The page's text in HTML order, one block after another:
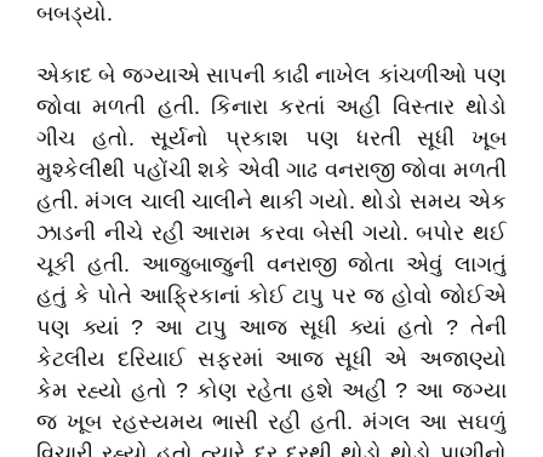
બબડ્યો.
એકાદ બે જગ્યાએ સાપની કાઢી નાખેલ કાંચળીઓ પણ
જોવા મળતી હતી. કિનારા કરતાં અહીં વિસ્તાર થોડો
ગીચ હતો. સૂર્યનો પ્રકાશ પણ ધરતી સૂધી ખૂબ
મુશ્કેલીથી પહોંચી શકે એવી ગાઢ વનરાજી જોવા મળતી
હતી. મંગલ ચાલી ચાલીને થાકી ગયો. થોડો સમય એક
ઝાડની નીચે રહી આરામ કરવા બેસી ગયો. બપોર થઈ
ચૂકી હતી. આજુબાજુની વનરાજી જોતા એવું લાગતું
હતું કે પોતે આફ્રિકાનાં કોઈ ટાપુ પર જ હોવો જોઈએ
પણ ક્યાં ? આ ટાપુ આજ સૂધી ક્યાં હતો ? તેની
કેટલીય દરિયાઈ સફરમાં આજ સૂધી એ અજાણ્યો
કેમ રહ્યો હતો ? કોણ રહેતા હશે અહીં ? આ જગ્યા
જ ખૂબ રહસ્યમય ભાસી રહી હતી. મંગલ આ સઘળું